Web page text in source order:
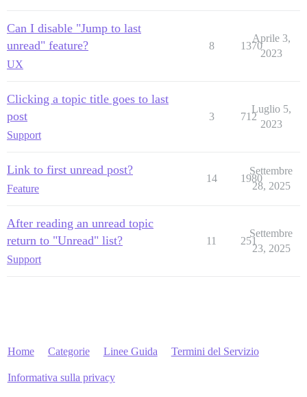
Can I disable "Jump to last
unread" feature?
UX
8 1370
Aprile 3,
2023
Clicking a topic title goes to last
post
Support
3 712
Luglio 5,
2023
Link to first unread post?
Feature
14 1980
Settembre
28, 2025
After reading an unread topic
return to "Unread" list?
Support
11 251
Settembre
23, 2025
Home Categorie Linee Guida Termini del Servizio
Informativa sulla privacy